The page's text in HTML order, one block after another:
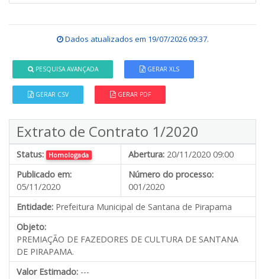
Dados atualizados em 19/07/2026 09:37.
PESQUISA AVANÇADA GERAR XLS
GERAR CSV GERAR PDF
Extrato de Contrato 1/2020
Status: Homologada Abertura: 20/11/2020 09:00
Publicado em:
05/11/2020
Número do processo:
001/2020
Entidade: Prefeitura Municipal de Santana de Pirapama
Objeto:
PREMIAÇÃO DE FAZEDORES DE CULTURA DE SANTANA
DE PIRAPAMA.
Valor Estimado: ---